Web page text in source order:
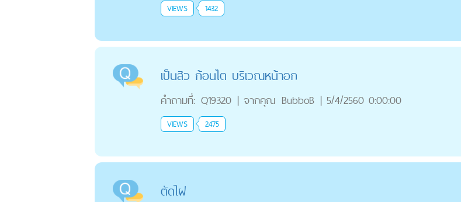
VIEWS 1432
เป็นสิว ก้อนไต บริเวณหน้าอก
คำถามที่: Q19320 | จากคุณ BubboB | 5/4/2560 0:00:00
VIEWS 2475
ตัดไฝ